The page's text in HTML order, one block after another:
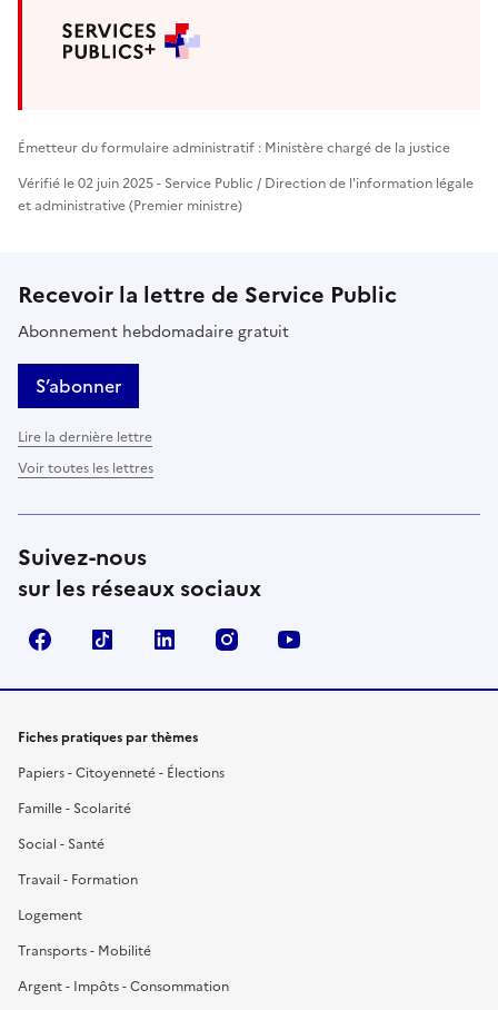
Émetteur du formulaire administratif : Ministère chargé de la justice
Vérifié le 02 juin 2025 - Service Public / Direction de l'information légale
et administrative (Premier ministre)
Recevoir la lettre de Service Public
Abonnement hebdomadaire gratuit
S’abonner
Lire la dernière lettre
Voir toutes les lettres
Suivez-nous
sur les réseaux sociaux
FacebookTikTok LinkedIn Instagram
Fiches pratiques par thèmes
Papiers - Citoyenneté - Élections
Famille - Scolarité
Social - Santé
Travail - Formation
Logement
Transports - Mobilité
Argent - Impôts - Consommation